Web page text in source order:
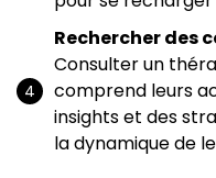
Rechercher des
Consulter un
comprend leurs
insights et des
la dynamique de